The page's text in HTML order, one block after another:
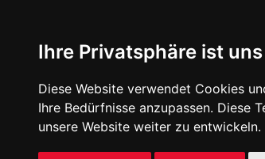
Ihre Privatsphäre ist
Diese Website verwendet Cookies
Ihre Bedürfnisse anzupassen. Diese
unsere Website weiter zu entwickeln.